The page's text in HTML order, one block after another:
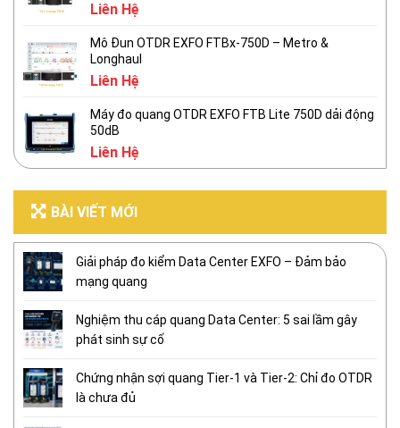
Liên Hệ
Mô Đun OTDR EXFO FTBx-750D – Metro &
Longhaul
Liên Hệ
Máy đo quang OTDR EXFO FTB Lite 750D dải động
50dB
Liên Hệ
BÀI VIẾT MỚI
Giải pháp đo kiểm Data Center EXFO – Đảm bảo
mạng quang
Nghiệm thu cáp quang Data Center: 5 sai lầm gây
phát sinh sự cố
Chứng nhận sợi quang Tier-1 và Tier-2: Chỉ đo OTDR
là chưa đủ